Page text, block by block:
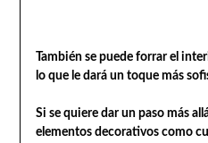
También se puede forrar el
lo que le dará un toque más
Si se quiere dar un paso más
elementos decorativos como